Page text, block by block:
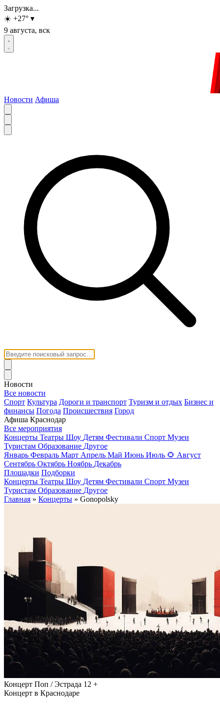
Загрузка...
☀️ +27° ▾
9 августа, вск
Новости Афиша
Новости
Все новости
Спорт Культура Дороги и транспорт Туризм и отдых Бизнес и
финансы Погода Происшествия Город
Афиша Краснодар
Все мероприятия
Концерты Театры Шоу Детям Фестивали Спорт Музеи
Туристам Образование Другое
Январь Февраль Март Апрель Май Июнь Июль 🌻 Август
Сентябрь Октябрь Ноябрь Декабрь
Площадки Подборки
Концерты Театры Шоу Детям Фестивали Спорт Музеи
Туристам Образование Другое
Главная » Концерты » Gonopolsky
Концерт Поп / Эстрада 12 +
Концерт в Краснодаре